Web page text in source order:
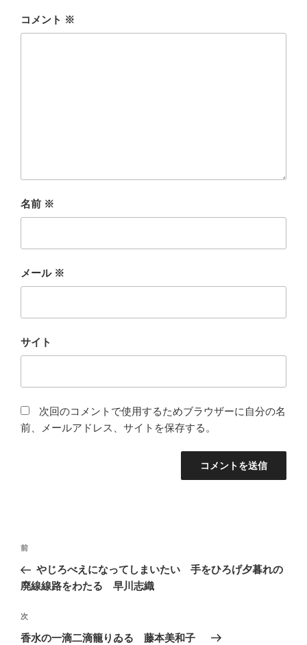
コメント ※
名前 ※
メール ※
サイト
次回のコメントで使用するためブラウザーに自分の名
前、メールアドレス、サイトを保存する。
投
ナ
ゲ
ー
前
の
投
前
やじろべえになってしまいたい 手をひろげ夕暮れの
廃線線路をわたる 早川志織
次
の
次
香水の一滴二滴籠りゐる 藤本美和子